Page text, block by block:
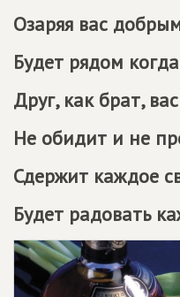
Озаряя вас
Будет рядом
Друг, как брат,
Не обидит и не
Сдержит каждое
Будет радовать